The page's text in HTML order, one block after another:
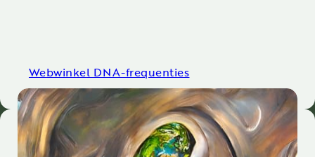
Webwinkel DNA-frequenties